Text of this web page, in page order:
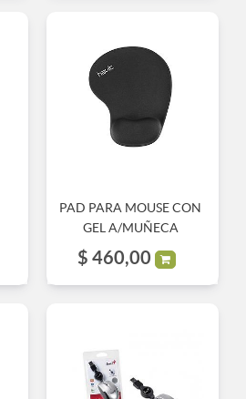
PAD PARA MOUSE CON
GEL A/MUÑECA
$ 460,00